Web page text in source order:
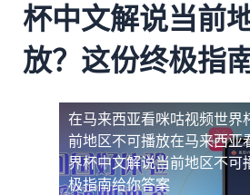
杯中文解说当前
放？这份终极指
在马来西亚看咪咕视频世界
前地区不可播放在马来西亚
界杯中文解说当前地区不可
极指南给你答案